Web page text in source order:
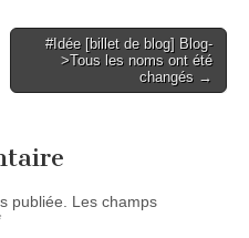
#Idée [billet de blog] Blog-
>Tous les noms ont été
changés →
publiée.
Les champs